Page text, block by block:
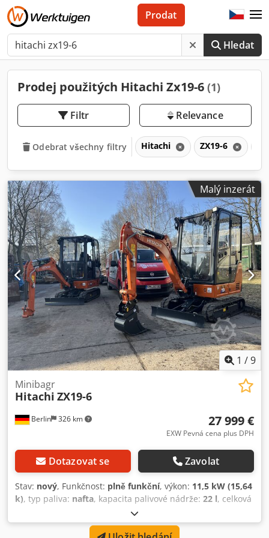
Hledat
Prodat
Prodej použitých Hitachi Zx19-6 (1)
Filtr Relevance
Odebrat všechny filtry Hitachi ZX19-6
Malý inzerát
1 /9
Berlin 326 km
Minibagr
Hitachi ZX19-6
27 999 €
EXW Pevná cena plus DPH
Dotazovat se Zavolat
Stav: nový, Funkčnost: plně funkční, výkon: 11,5 kW (15,64
k), typ paliva: nafta, kapacita palivové nádrže: 22 l, celková
, provozní hmotnost:
pohonu:100 procent, stav řetězu:100 procent, počet míst